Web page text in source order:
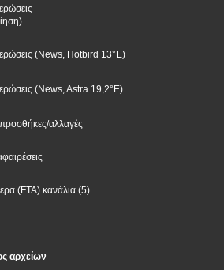
(News, Hotbird 13°E)
(News, Astra 19,2°E)
αλλαγές
(FTA) κανάλια (5)
αρχείων